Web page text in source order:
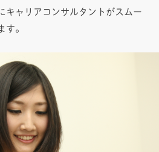
キャリアコンサルタントがスムー
す。